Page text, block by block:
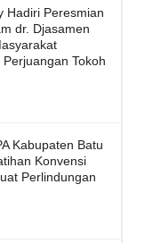
Hadiri Peresmian
dr. Djasamen
Tokoh
Kabupaten Batu
Konvensi
Perlindungan